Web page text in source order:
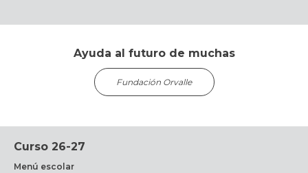
Ayuda al futuro de muchas
Fundación Orvalle
Curso 26-27
Menú escolar